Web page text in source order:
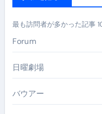
最も訪問者が多かった記事
Forum
日曜劇場
バウアー